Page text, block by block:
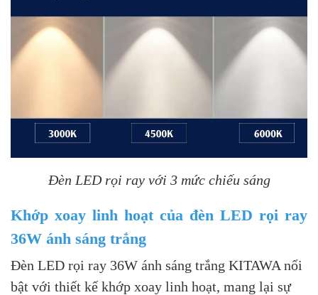
Đèn LED rọi ray với 3 mức chiếu sáng
Khớp xoay linh hoạt của đèn LED rọi ray
36W ánh sáng trắng
Đèn LED rọi ray 36W ánh sáng trắng KITAWA nổi
bật với thiết kế khớp xoay linh hoạt, mang lại sự